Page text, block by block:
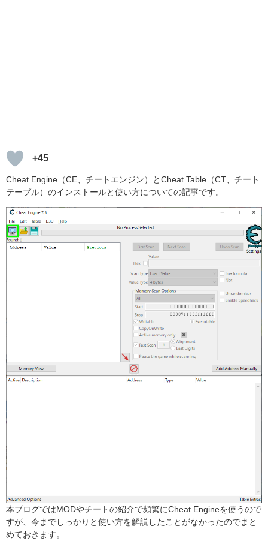
+45
Cheat Engine（CE、チートエンジン）とCheat Table（CT、チート
テーブル）のインストールと使い方についての記事です。
本ブログではMODやチートの紹介で頻繁にCheat Engineを使うので
すが、今までしっかりと使い方を解説したことがなかったのでまと
めておきます。